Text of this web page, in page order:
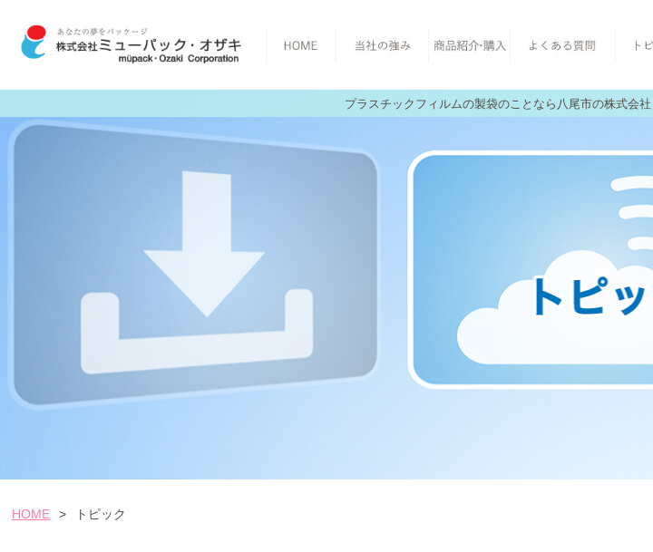
プラスチックフィルムの製袋のことなら八尾市の株式会
HOME > トピック